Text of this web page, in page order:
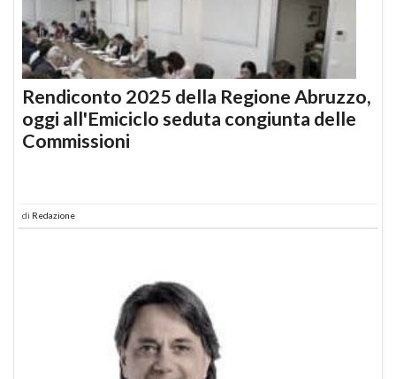
Rendiconto 2025 della Regione Abruzzo,
oggi all'Emiciclo seduta congiunta delle
Commissioni
di Redazione